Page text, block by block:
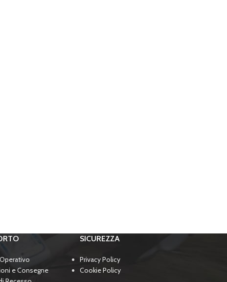
e Consegne
SICUREZZA
Privacy Policy
Cookie Policy